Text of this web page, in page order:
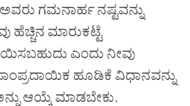
ಗಮನಾರ್ಹ ನಷ್ಟವನ್ನು
ಹೆಚ್ಚಿನ ಮಾರುಕಟ್ಟೆ
ಎಂದು ನೀವು
ಹೂಡಿಕೆ ವಿಧಾನವನ್ನು
ಆಯ್ಕೆ ಮಾಡಬೇಕು.